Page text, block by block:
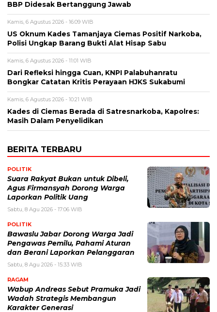
BBP Didesak Bertanggung Jawab
Kamis, 6 Agustus 2026 - 16:09 WIB
US Oknum Kades Tamanjaya Ciemas Positif Narkoba,
Polisi Ungkap Barang Bukti Alat Hisap Sabu
Kamis, 6 Agustus 2026 - 11:01 WIB
Dari Refleksi hingga Cuan, KNPI Palabuhanratu
Bongkar Catatan Kritis Perayaan HJKS Sukabumi
Kamis, 6 Agustus 2026 - 10:21 WIB
Kades di Ciemas Berada di Satresnarkoba, Kapolres:
Masih Dalam Penyelidikan
BERITA TERBARU
POLITIK
Suara Rakyat Bukan untuk Dibeli,
Agus Firmansyah Dorong Warga
Laporkan Politik Uang
Sabtu, 8 Agu 2026 - 17:06 WIB
POLITIK
Bawaslu Jabar Dorong Warga Jadi
Pengawas Pemilu, Pahami Aturan
dan Berani Laporkan Pelanggaran
Sabtu, 8 Agu 2026 - 15:33 WIB
RAGAM
Wabup Andreas Sebut Pramuka Jadi
Wadah Strategis Membangun
Karakter Generasi ‎